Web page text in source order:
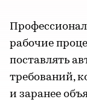
рабочие
поставлять
требований,
и заранее